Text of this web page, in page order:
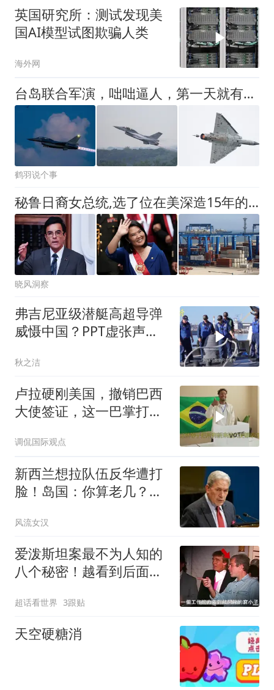
英国研究所：测试发现美
国AI模型试图欺骗人类
海外网
台岛联合军演，咄咄逼人，第一天就有意外，F-16战机夜间冲出跑道
鹤羽说个事
秘鲁日裔女总统,选了位在美深造15年的反华外长,300亿中资打水漂?
晓风洞察
弗吉尼亚级潜艇高超导弹
威慑中国？PPT虚张声势
秋之洁
卢拉硬刚美国，撤销巴西
大使签证，这一巴掌打得
调侃国际观点
新西兰想拉队伍反华遭打
脸！岛国：你算老几？我
风流女汉
爱泼斯坦案最不为人知的
八个秘密！越看到后面越
超话看世界 3跟贴
天空硬糖消